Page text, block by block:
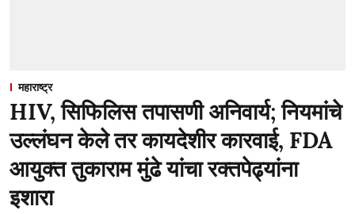
महाराष्ट्र
HIV, सिफिलिस तपासणी अनिवार्य; नियमांचे
उल्लंघन केले तर कायदेशीर कारवाई, FDA
आयुक्त तुकाराम मुंढे यांचा रक्तपेढ्यांना
इशारा